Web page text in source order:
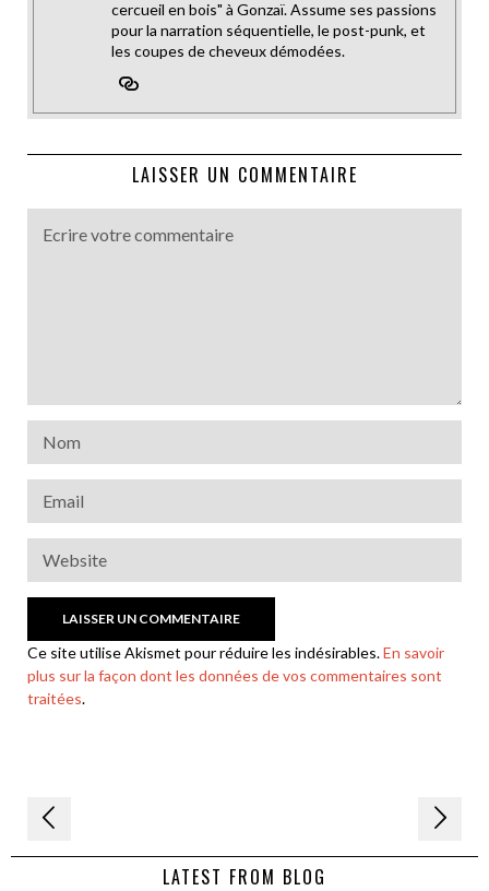
cercueil en bois" à Gonzaï. Assume ses passions
pour la narration séquentielle, le post-punk, et
les coupes de cheveux démodées.
LAISSER UN COMMENTAIRE
Ce site utilise Akismet pour réduire les indésirables.En savoir
plus sur la façon dont les données de vos commentaires sont
traitées.
Navigation
de LATEST FROM BLOG